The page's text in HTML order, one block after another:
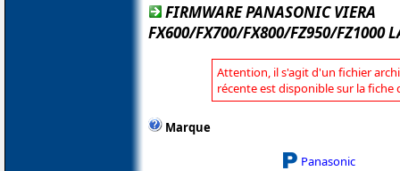
FIRMWARE PANASONIC VIERA
FX600/FX700/FX800/FZ950/FZ1000
Attention, il s'agit d'un fichier
récente est disponible sur la fiche
Marque
Panasonic